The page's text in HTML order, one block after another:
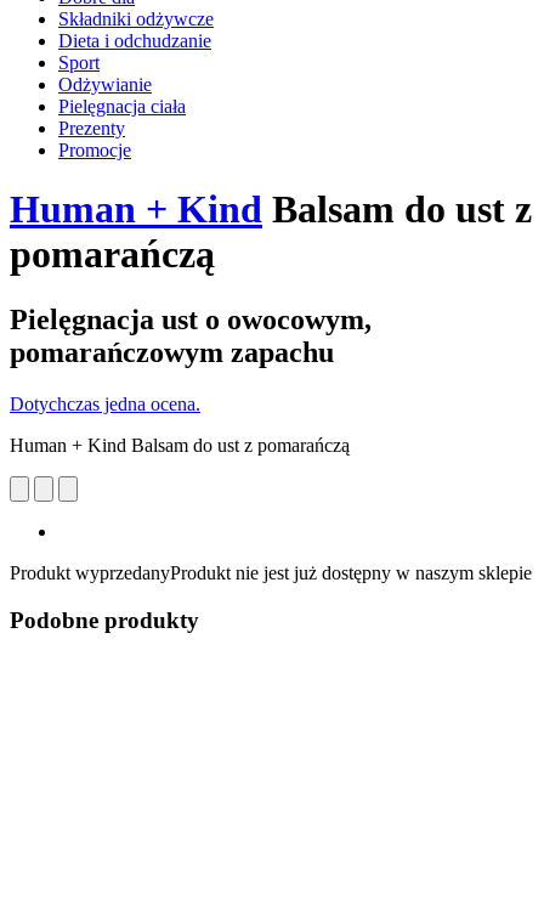
Składniki odżywcze
Dieta i odchudzanie
Sport
Odżywianie
Pielęgnacja ciała
Prezenty
Promocje
Human + Kind Balsam do ust z
pomarańczą
Pielęgnacja ust o owocowym,
pomarańczowym zapachu
Dotychczas jedna ocena.
Human + Kind Balsam do ust z pomarańczą
Produkt wyprzedanyProdukt nie jest już dostępny w naszym sklepie
Podobne produkty